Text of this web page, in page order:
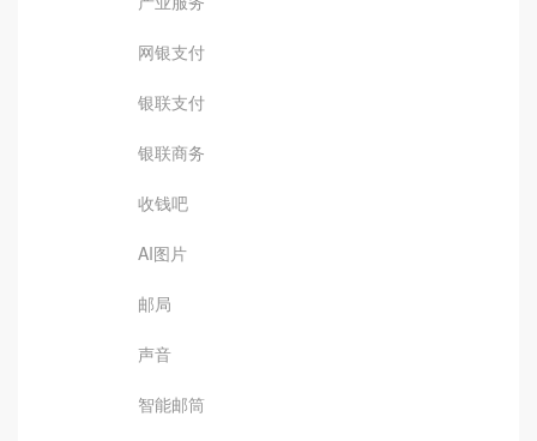
网银支付
银联支付
银联商务
收钱吧
AI图片
邮局
声音
智能邮筒